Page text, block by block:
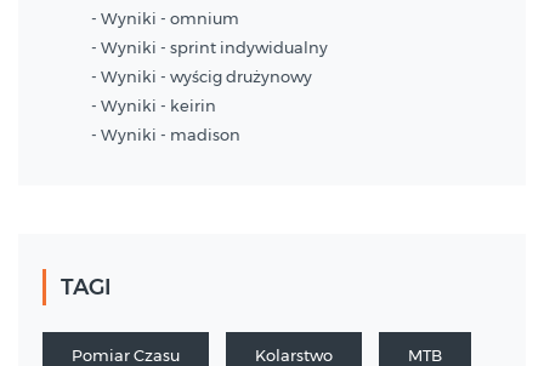
- Wyniki - omnium
- Wyniki - sprint indywidualny
- Wyniki - wyścig drużynowy
- Wyniki - keirin
- Wyniki - madison
TAGI
Pomiar Czasu Kolarstwo MTB